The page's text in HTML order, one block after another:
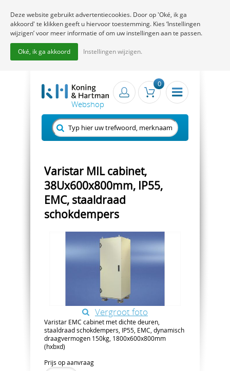
0
Varistar MIL cabinet,
38Ux600x800mm, IP55,
EMC, staaldraad
schokdempers
Vergroot foto
Varistar EMC cabinet met dichte deuren,
staaldraad schokdempers, IP55, EMC, dynamisch
draagvermogen 150kg, 1800x600x800mm
(hxbxd)
Prijs op aanvraag
Deze website gebruikt advertentiecookies. Door op 'Oké, ik ga
akkoord' te klikken geeft u hiervoor toestemming. Kies ‘Instellingen
wijzigen’ voor meer informatie of om uw instellingen aan te passen.
Oké, ik ga akkoord Instellingen wijzigen.